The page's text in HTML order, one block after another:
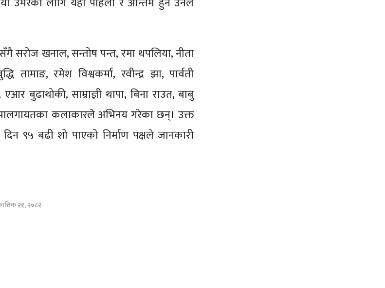
सरोज खनाल, सन्तोष पन्त, रमा थपलिया, नीता
तामाङ, रमेश विश्वकर्मा, रवीन्द्र झा, पार्वती
बुढाथोकी, साम्राज्ञी थापा, बिना राउत, बाबु
झालगायतका कलाकारले अभिनय गरेका छन्। उक्त
९५ बढी शो पाएको निर्माण पक्षले जानकारी
२१, २०८२